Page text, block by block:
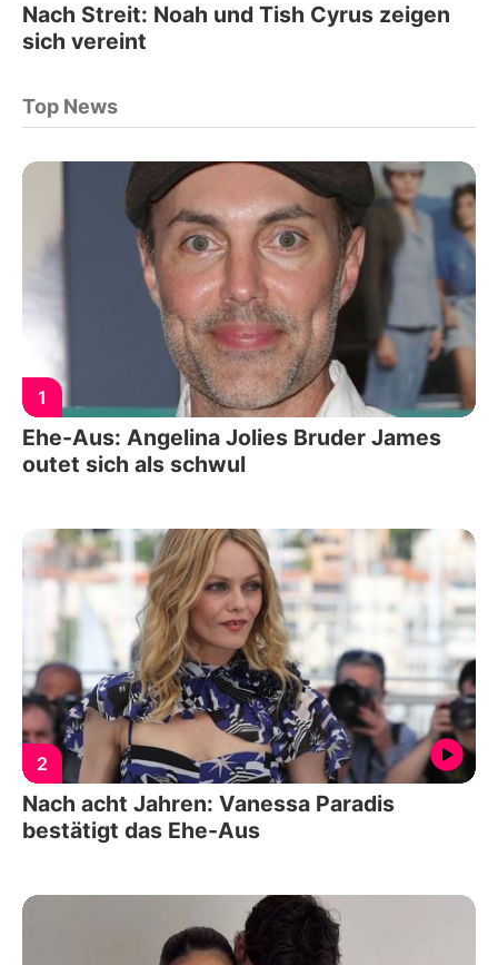
Nach Streit: Noah und Tish Cyrus zeigen
sich vereint
Top News
1
Ehe-Aus: Angelina Jolies Bruder James
outet sich als schwul
2
Nach acht Jahren: Vanessa Paradis
bestätigt das Ehe-Aus